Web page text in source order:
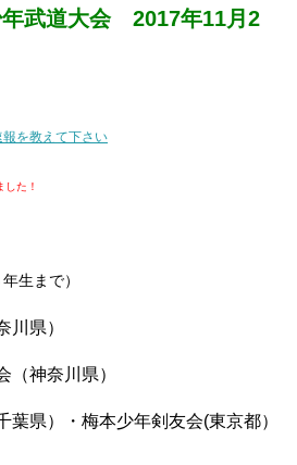
年武道大会 2017年11月2
報を教えて下さい
た！
生まで）
県）
神奈川県）
県）・梅本少年剣友会(東京都）